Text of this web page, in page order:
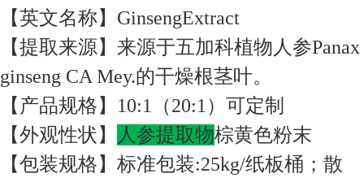
【英文名称】GinsengExtract
【提取来源】来源于五加科植物人参Panax
ginseng CA Mey.的干燥根茎叶。
【产品规格】10:1（20:1）可定制
【外观性状】
人参提取物棕黄色粉末
【包装规格】标准包装:25kg/纸板桶；散